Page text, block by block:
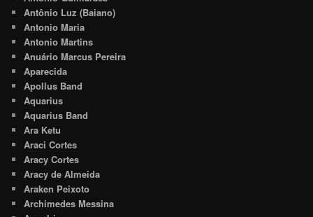
Antônio Luz (Baiano)
Antonio Maria
Antonio Martins
Anuário Marcus Pereira
Aparecida
Apollus Band
Aquarius
Aquarius Band
Ara Ketu
Araci Cortes
Aracy Cortes
Aracy de Almeida
Araken Peixoto
Archimedes Messina